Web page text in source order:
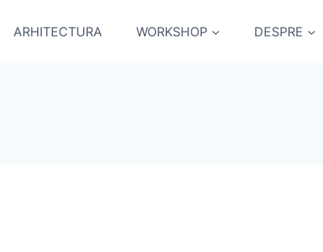
ARHITECTURA WORKSHOP DESPRE